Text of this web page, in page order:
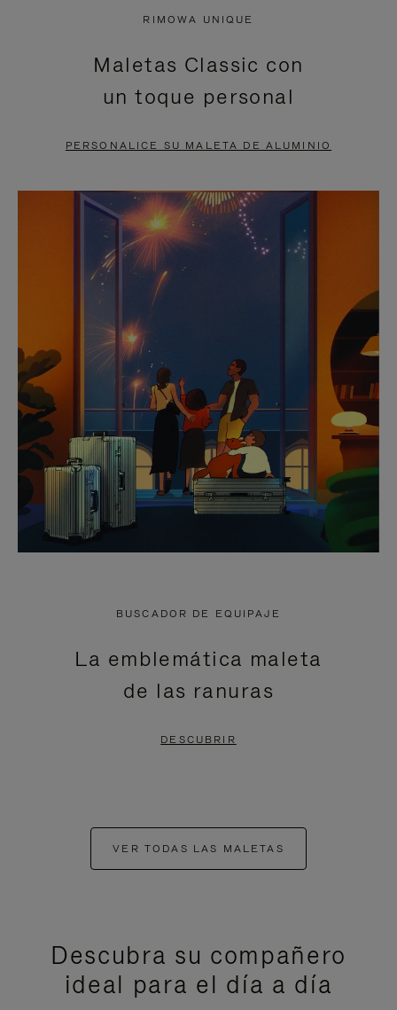
PAUSADO,
PULSE
PARA
ESTÁ
DESACTIVADO:
PULSE
ACTIVARLO.
RIMOWA UNIQUE
Maletas Classic con
un toque personal
PERSONALICE SU MALETA DE ALUMINIO
BUSCADOR DE EQUIPAJE
La emblemática maleta
de las ranuras
DESCUBRIR
VER TODAS LAS MALETAS
Descubra su compañero
ideal para el día a día